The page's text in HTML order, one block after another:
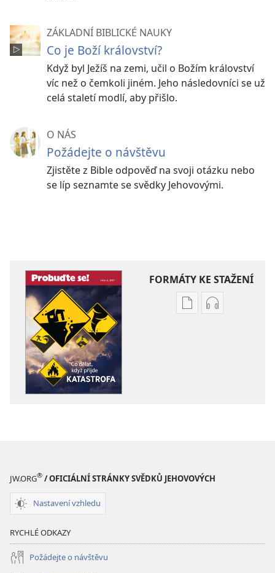
ZÁKLADNÍ BIBLICKÉ NAUKY
Co je Boží království?
Když byl Ježíš na zemi, učil o Božím království
víc než o čemkoli jiném. Jeho následovníci se už
celá staletí modlí, aby přišlo.
O NÁS
Požádejte o návštěvu
Zjistěte z Bible odpověď na svoji otázku nebo
se líp seznamte se svědky Jehovovými.
FORMÁTY KE STAŽENÍ
FormátyFormáty
JW.ORG® / OFICIÁLNÍ STRÁNKY SVĚDKŮ JEHOVOVÝCH
Nastavení vzhledu
RYCHLÉ ODKAZY
Požádejte o návštěvu